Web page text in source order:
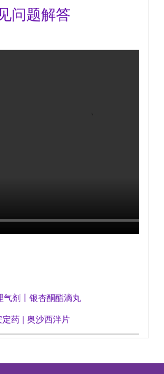
问题解答
气剂丨银杏酮酯滴丸
药 | 奥沙西泮片